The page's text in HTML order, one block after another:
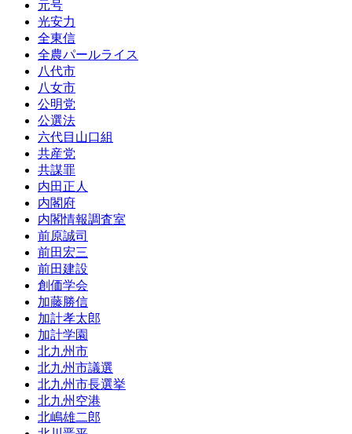
元号
光安力
全東信
全農パールライス
八代市
八女市
公明党
公選法
六代目山口組
共産党
共謀罪
内田正人
内閣府
内閣情報調査室
前原誠司
前田宏三
前田建設
創価学会
加藤勝信
加計孝太郎
加計学園
北九州市
北九州市議選
北九州市長選挙
北九州空港
北嶋雄二郎